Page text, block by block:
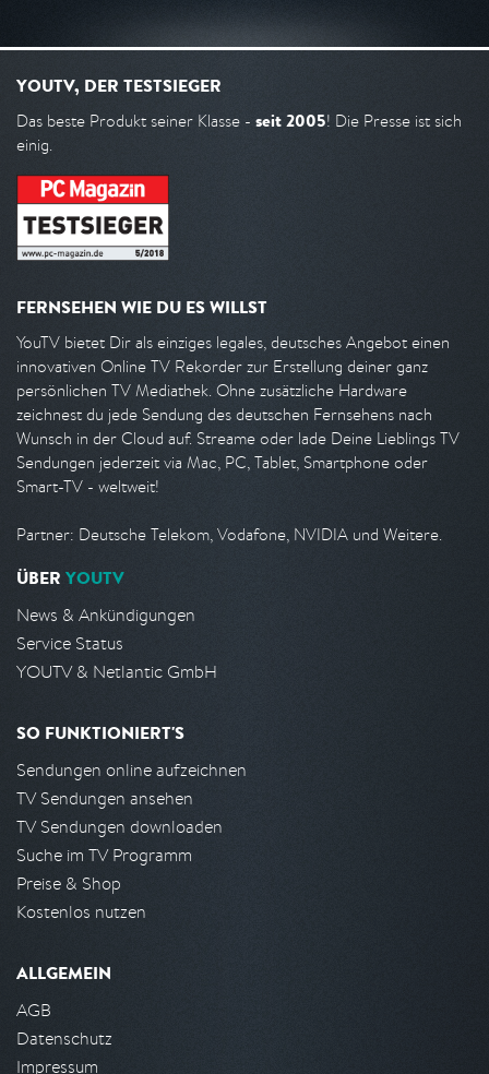
YOUTV, DER TESTSIEGER
Das beste Produkt seiner Klasse - seit 2005! Die Presse ist sich
einig.
FERNSEHEN WIE DU ES WILLST
YouTV bietet Dir als einziges legales, deutsches Angebot einen
innovativen Online TV Rekorder zur Erstellung deiner ganz
persönlichen TV Mediathek. Ohne zusätzliche Hardware
zeichnest du jede Sendung des deutschen Fernsehens nach
Wunsch in der Cloud auf. Streame oder lade Deine Lieblings TV
Sendungen jederzeit via Mac, PC, Tablet, Smartphone oder
Smart-TV - weltweit!
Partner: Deutsche Telekom, Vodafone, NVIDIA und Weitere.
ÜBER YOUTV
News & Ankündigungen
Service Status
YOUTV & Netlantic GmbH
SO FUNKTIONIERT'S
Sendungen online aufzeichnen
TV Sendungen ansehen
TV Sendungen downloaden
Suche im TV Programm
Preise & Shop
Kostenlos nutzen
ALLGEMEIN
AGB
Datenschutz
Impressum